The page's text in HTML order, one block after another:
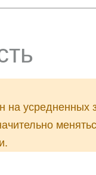
на усредненных